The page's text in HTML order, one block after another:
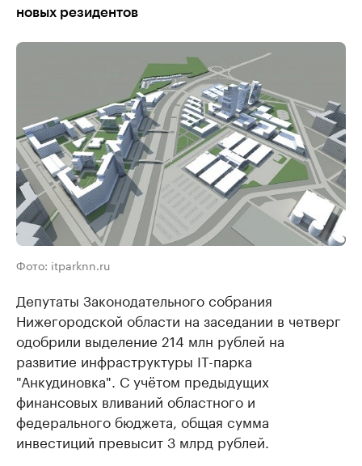
новых резидентов
Фото: itparknn.ru
Депутаты Законодательного собрания
Нижегородской области на заседании в четверг
одобрили выделение 214 млн рублей на
развитие инфраструктуры IT-парка
"Анкудиновка". С учётом предыдущих
финансовых вливаний областного и
федерального бюджета, общая сумма
инвестиций превысит 3 млрд рублей.